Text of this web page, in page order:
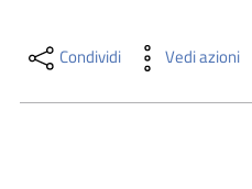
Condividi Vedi azioni